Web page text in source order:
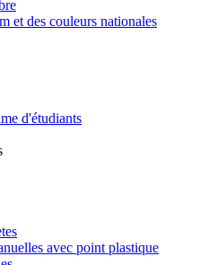
et des couleurs nationales
d'étudiants
avec point plastique